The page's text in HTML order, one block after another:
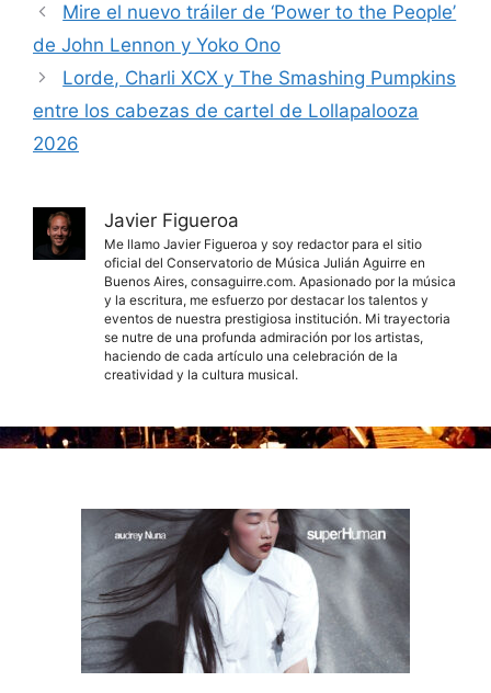
Mire el nuevo tráiler de ‘Power to the People’
de John Lennon y Yoko Ono
Lorde, Charli XCX y The Smashing Pumpkins
entre los cabezas de cartel de Lollapalooza
2026
Javier Figueroa
Me llamo Javier Figueroa y soy redactor para el sitio
oficial del Conservatorio de Música Julián Aguirre en
Buenos Aires, consaguirre.com. Apasionado por la música
y la escritura, me esfuerzo por destacar los talentos y
eventos de nuestra prestigiosa institución. Mi trayectoria
se nutre de una profunda admiración por los artistas,
haciendo de cada artículo una celebración de la
creatividad y la cultura musical.